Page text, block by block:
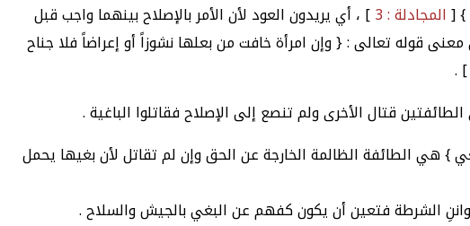
} [المجادلة : 3
] ، أي يريدون العود لأن الأمر بالإصلاح بينهما واجب قبل
قوله تعالى : { وإن امرأة خافت من بعلها نشوزاً أو إعراضاً فلا جناح
] .
قتال الأخرى ولم تنصع إلى الإصلاح فقاتلوا الباغية .
الطائفة الظالمة الخارجة عن الحق وإن لم تقاتل لأن بغيها يحمل
الشرطة فتعين أن يكون كفهم عن البغي بالجيش والسلاح .